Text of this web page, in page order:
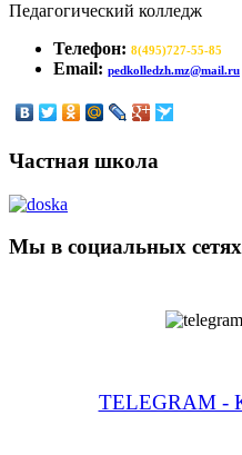
Педагогический колледж
Телефон: 8(495)727-55-85
Email: pedkolledzh.mz@mail.ru
Частная школа
Мы в социальных сетях
TELEGRAM